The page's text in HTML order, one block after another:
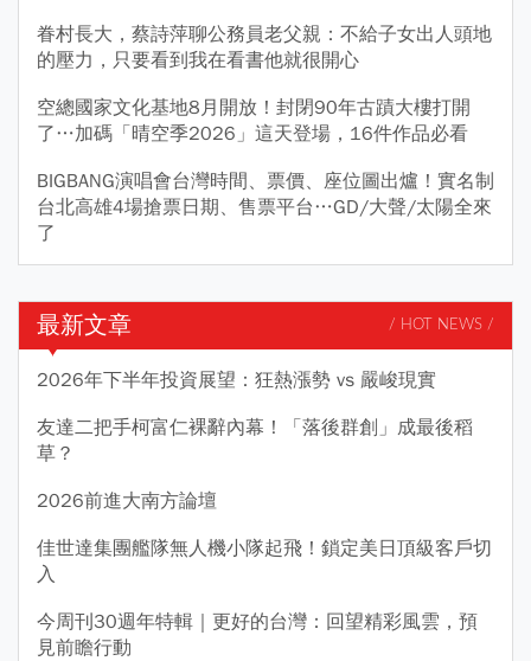
眷村長大，蔡詩萍聊公務員老父親：不給子女出人頭地
的壓力，只要看到我在看書他就很開心
空總國家文化基地8月開放！封閉90年古蹟大樓打開
了…加碼「晴空季2026」這天登場，16件作品必看
BIGBANG演唱會台灣時間、票價、座位圖出爐！實名制
台北高雄4場搶票日期、售票平台…GD/大聲/太陽全來
了
最新文章 / HOT NEWS /
2026年下半年投資展望：狂熱漲勢 vs 嚴峻現實
友達二把手柯富仁裸辭內幕！「落後群創」成最後稻
草？
2026前進大南方論壇
佳世達集團艦隊無人機小隊起飛！鎖定美日頂級客戶切
入
今周刊30週年特輯｜更好的台灣：回望精彩風雲，預
見前瞻行動